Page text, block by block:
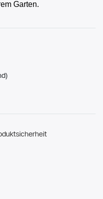
Garten.